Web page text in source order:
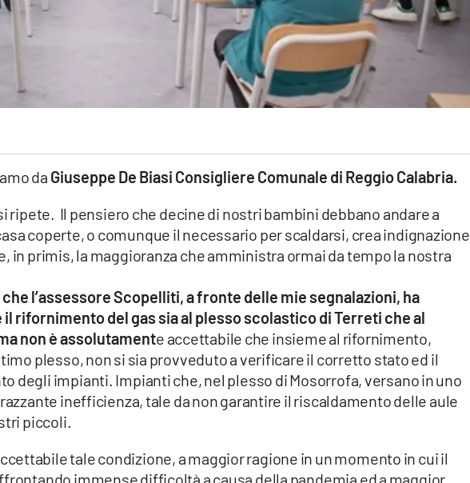
da Giuseppe De Biasi Consigliere Comunale di Reggio Calabria.
ripete. Il pensiero che decine di nostri bambini debbano andare a
coperte, o comunque il necessario per scaldarsi, crea indignazione
in primis, la maggioranza che amministra ormai da tempo la nostra
l’assessore Scopelliti, a fronte delle mie segnalazioni, ha
rifornimento del gas sia al plesso scolastico di Terreti che al
non è assolutamente accettabile che insieme al rifornimento,
plesso, non si sia provveduto a verificare il corretto stato ed il
degli impianti. Impianti che, nel plesso di Mosorrofa, versano in uno
inefficienza, tale da non garantire il riscaldamento delle aule
piccoli.
tale condizione, a maggior ragione in un momento in cui il